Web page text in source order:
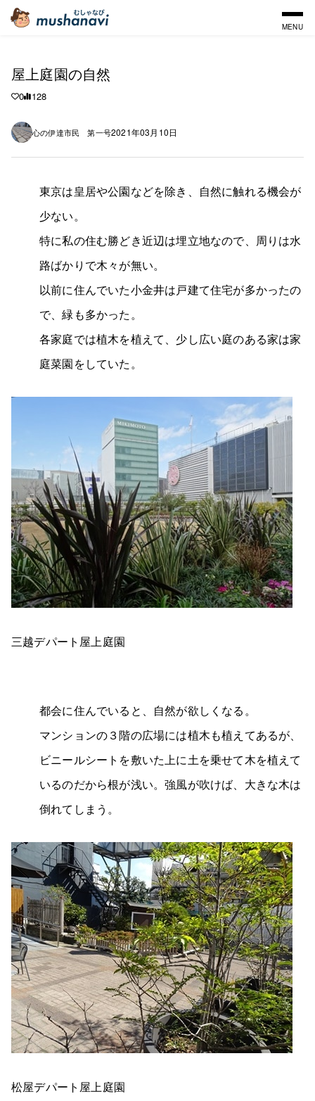
MENU
屋上庭園の自然
0 128
心の伊達市民 第一号2021年03月10日
東京は皇居や公園などを除き、自然に触れる機会が
少ない。
特に私の住む勝どき近辺は埋立地なので、周りは水
路ばかりで木々が無い。
以前に住んでいた小金井は戸建て住宅が多かったの
で、緑も多かった。
各家庭では植木を植えて、少し広い庭のある家は家
庭菜園をしていた。
三越デパート屋上庭園
都会に住んでいると、自然が欲しくなる。
マンションの３階の広場には植木も植えてあるが、
ビニールシートを敷いた上に土を乗せて木を植えて
いるのだから根が浅い。強風が吹けば、大きな木は
倒れてしまう。
松屋デパート屋上庭園